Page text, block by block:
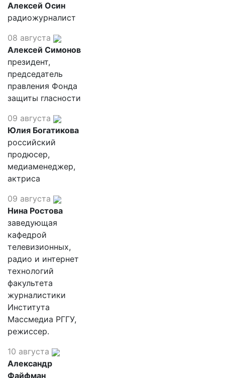
Алексей Осин
радиожурналист
08 августа
Алексей Симонов
президент,
председатель
правления Фонда
защиты гласности
09 августа
Юлия Богатикова
российский
продюсер,
медиаменеджер,
актриса
09 августа
Нина Ростова
заведующая
кафедрой
телевизионных,
радио и интернет
технологий
факультета
журналистики
Института
Массмедиа РГГУ,
режиссер.
10 августа
Александр
Файфман